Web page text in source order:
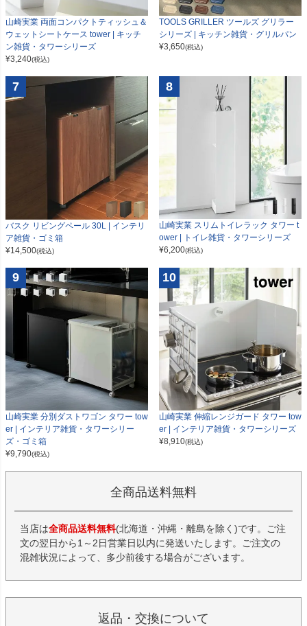
山崎実業 両面コンパクトティッシュ＆
ウェットシートケース tower | キッチ
ン雑貨・タワーシリーズ
¥3,240(税込)
TOOLS GRILLER ツールズ グリラー
シリーズ | キッチン雑貨・グリルパン
¥3,650(税込)
7
バスク リビングペール 30L | インテリ
ア雑貨・ゴミ箱
¥14,500(税込)
8
山崎実業 スリムトイレラック タワー t
ower | トイレ雑貨・タワーシリーズ
¥6,200(税込)
9
山崎実業 分別ダストワゴン タワー tow
er | インテリア雑貨・タワーシリー
ズ・ゴミ箱
¥9,790(税込)
10
山崎実業 伸縮レンジガード タワー tow
er | インテリア雑貨・タワーシリーズ
¥8,910(税込)
全商品送料無料
当店は全商品送料無料(北海道・沖縄・離島を除く)です。ご注
文の翌日から1～2日営業日以内に発送いたします。ご注文の
混雑状況によって、多少前後する場合がございます。
返品・交換について